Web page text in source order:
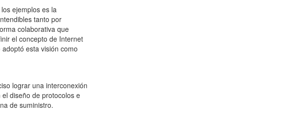
ejemplos es la
tanto por
colaborativa que
el concepto de Internet
esta visión como
lograr una interconexión
diseño de protocolos e
de suministro.